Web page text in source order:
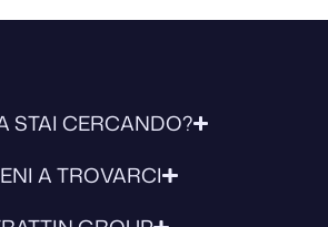
STAI CERCANDO?
A TROVARCI